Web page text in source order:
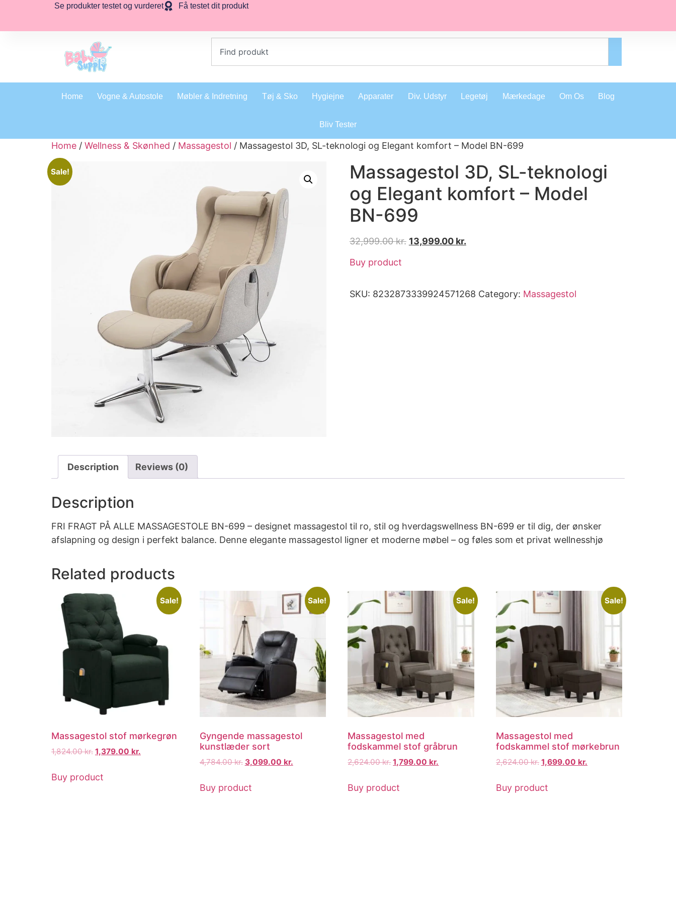
Se produkter testet og vurderet Få testet dit produkt
Home Vogne & Autostole Møbler & Indretning Tøj & Sko Hygiejne Apparater Div. Udstyr Legetøj Mærkedage Om Os Blog
Bliv Tester
Home / Wellness & Skønhed / Massagestol / Massagestol 3D, SL-teknologi og Elegant komfort – Model BN-699
Sale!
Massagestol 3D, SL-teknologi
og Elegant komfort – Model
BN-699
32,999.00kr. 13,999.00 kr.
Buy product
SKU: 8232873339924571268 Category: Massagestol
Description Reviews (0)
Description
FRI FRAGT PÅ ALLE MASSAGESTOLE BN-699 – designet massagestol til ro, stil og hverdagswellness BN-699 er til dig, der ønsker
afslapning og design i perfekt balance. Denne elegante massagestol ligner et moderne møbel – og føles som et privat wellnesshjø
Related products
Sale!
Massagestol stof mørkegrøn
1,824.00kr. 1,379.00 kr.
Buy product
Sale!
Gyngende massagestol
kunstlæder sort
4,784.00kr. 3,099.00 kr.
Buy product
Sale!
Massagestol med
fodskammel stof gråbrun
2,624.00kr. 1,799.00 kr.
Buy product
Sale!
Massagestol med
fodskammel stof mørkebrun
2,624.00kr. 1,699.00 kr.
Buy product